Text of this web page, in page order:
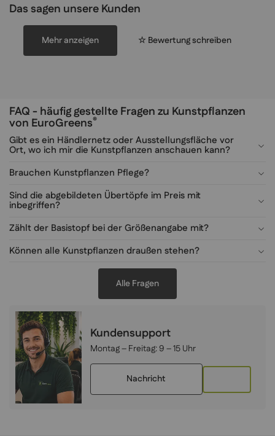
Das sagen unsere Kunden
Mehr anzeigen ☆ Bewertung schreiben
FAQ - häufig gestellte Fragen zu Kunstpflanzen
von EuroGreens®
Gibt es ein Händlernetz oder Ausstellungsfläche vor
Ort, wo ich mir die Kunstpflanzen anschauen kann?
Brauchen Kunstpflanzen Pflege?
Sind die abgebildeten Übertöpfe im Preis mit
inbegriffen?
Zählt der Basistopf bei der Größenangabe mit?
Können alle Kunstpflanzen draußen stehen?
Alle Fragen
Kundensupport
Montag – Freitag: 9 – 15 Uhr
Nachricht